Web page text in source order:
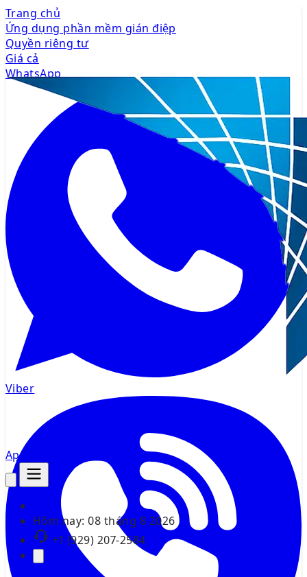
AppMsr
Hôm nay: 08 tháng 8 2026
+1 (929) 207-2584
Trang chủ
Ứng dụng phần mềm gián điệp
Quyền riêng tư
Giá cả
WhatsApp
Viber